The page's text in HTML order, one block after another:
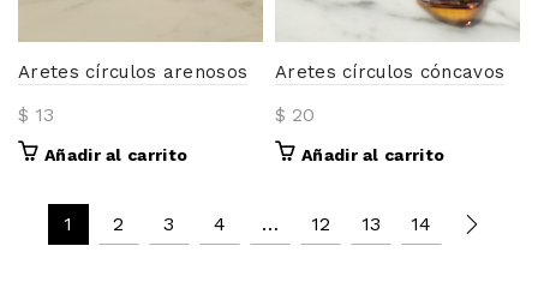
Aretes círculos arenosos
$ 13
Añadir al carrito
Aretes círculos cóncavos
$ 20
Añadir al carrito
1 2 3 4 … 12 13 14